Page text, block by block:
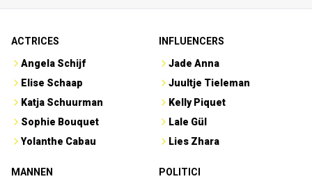
ACTRICES
Angela Schijf
Elise Schaap
Katja Schuurman
Sophie Bouquet
Yolanthe Cabau
INFLUENCERS
Jade Anna
Juultje Tieleman
Kelly Piquet
Lale Gül
Lies Zhara
MANNEN
POLITICI